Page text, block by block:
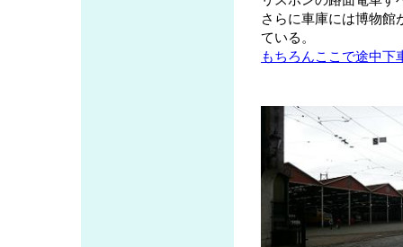
さらに車庫には博物館
ている。
もちろんここで途中下